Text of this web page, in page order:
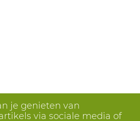
je genieten van
via sociale media of